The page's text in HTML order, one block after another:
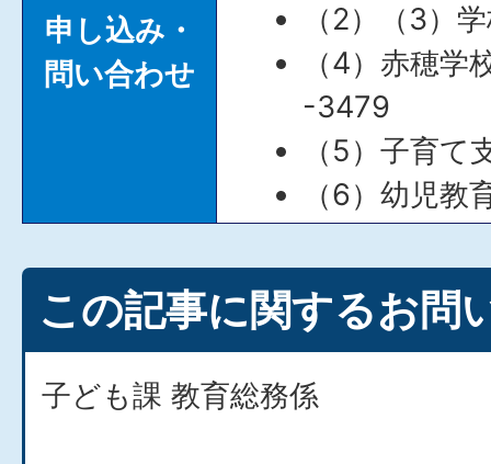
申し込み・
問い合わせ
（2）（3）
（4）赤穂
-3479
（5）子育て
（6）幼児教
この記事に関するお問
子ども課 教育総務係